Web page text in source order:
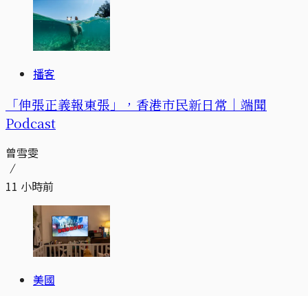
播客
「伸張正義報東張」，香港市民新日常｜端聞
Podcast
曾雪雯
11 小時前
美國